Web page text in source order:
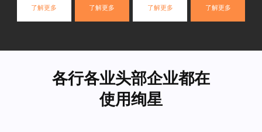
了解更多 了解更多 了解更多 了解更多
各行各业头部企业都在
使用绚星